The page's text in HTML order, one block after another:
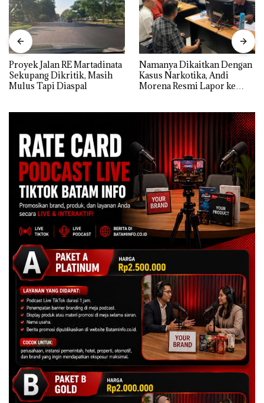
Proyek Jalan RE Martadinata
Sekupang Dikritik, Masih
Mulus Tapi Diaspal
Namanya Dikaitkan Dengan
Kasus Narkotika, Andi
Morena Resmi Lapor ke